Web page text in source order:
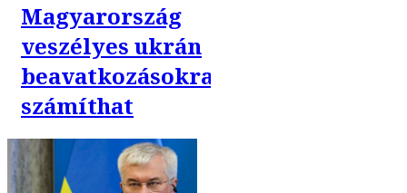
Magyarország
veszélyes ukrán
beavatkozásokra
számíthat